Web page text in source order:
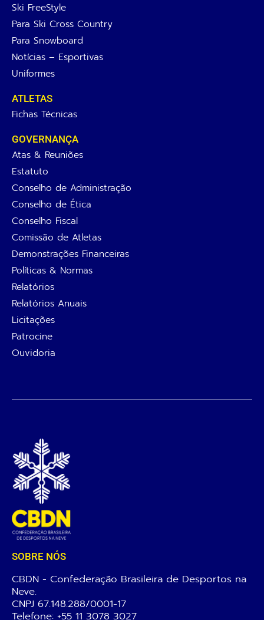
Ski FreeStyle
Para Ski Cross Country
Para Snowboard
Notícias – Esportivas
Uniformes
ATLETAS
Fichas Técnicas
GOVERNANÇA
Atas & Reuniões
Estatuto
Conselho de Administração
Conselho de Ética
Conselho Fiscal
Comissão de Atletas
Demonstrações Financeiras
Políticas & Normas
Relatórios
Relatórios Anuais
Licitações
Patrocine
Ouvidoria
SOBRE NÓS
CBDN - Confederação Brasileira de Desportos na
Neve.
CNPJ 67.148.288/0001-17
Telefone: +55 11 3078 3027